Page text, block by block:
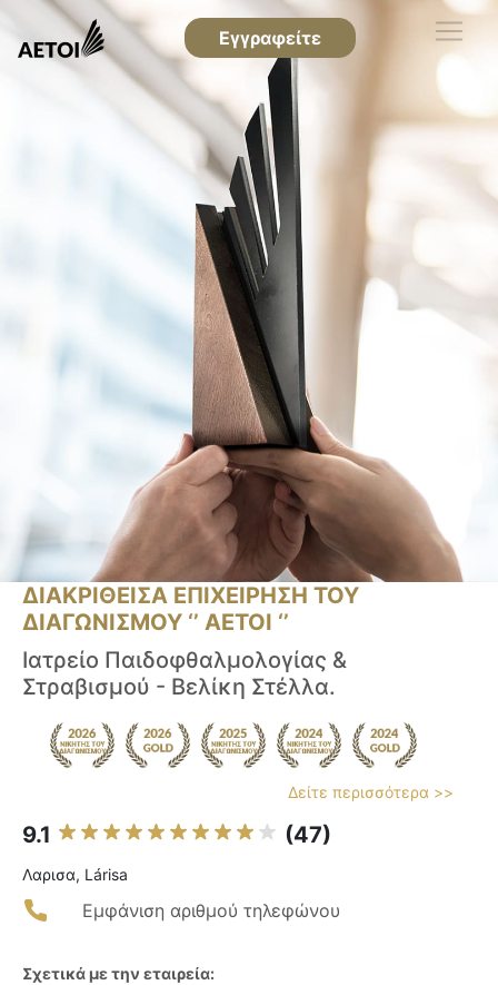
Εγγραφείτε
ΔΙΑΚΡΙΘΕΙΣΑ ΕΠΙΧΕΙΡΗΣΗ ΤΟΥ
ΔΙΑΓΩΝΙΣΜΟΥ ‘’ ΑΕΤΟΙ ‘’
Ιατρείο Παιδοφθαλμολογίας &
Στραβισμού - Βελίκη Στέλλα.
Δείτε περισσότερα >>
9.1 (47)
Λαρισα, Lárisa
Εμφάνιση αριθμού τηλεφώνου
Σχετικά με την εταιρεία: